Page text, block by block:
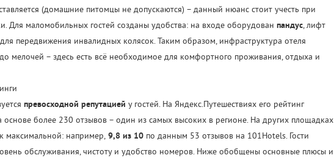
(домашние питомцы не допускаются) – данный нюанс стоит учесть при
Для маломобильных гостей созданы удобства: на входе оборудован пандус, лифт
передвижения инвалидных колясок. Таким образом, инфраструктура отеля
мелочей – здесь есть всё необходимое для комфортного проживания, отдыха и
превосходной репутацией у гостей. На Яндекс.Путешествиях его рейтинг
основе более 230 отзывов – один из самых высоких в регионе. На других площадках
максимальной: например, 9,8 из 10по данным 53 отзывов на 101Hotels. Гости
обслуживания, чистоту и удобство номеров. Ниже обобщены основные плюсы и